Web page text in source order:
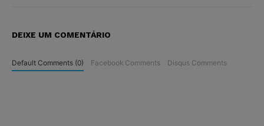
DEIXE UM COMENTÁRIO
Default Comments (0) Facebook Comments Disqus Comments